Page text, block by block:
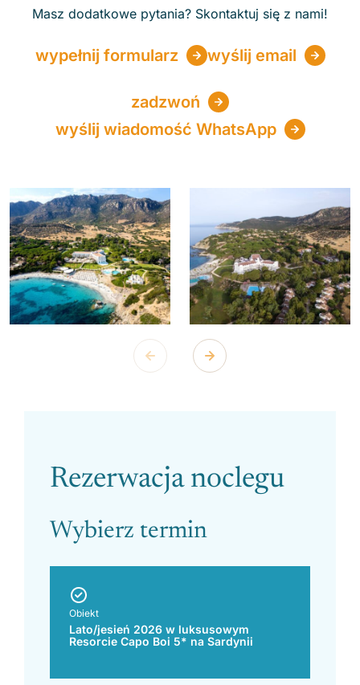
Masz dodatkowe pytania? Skontaktuj się z nami!
wypełnij formularz wyślij email
zadzwoń
wyślij wiadomość WhatsApp
Please leave this field empty.
Rezerwacja noclegu
Wybierz termin
Obiekt
Lato/jesień 2026 w luksusowym
Resorcie Capo Boi 5* na Sardynii